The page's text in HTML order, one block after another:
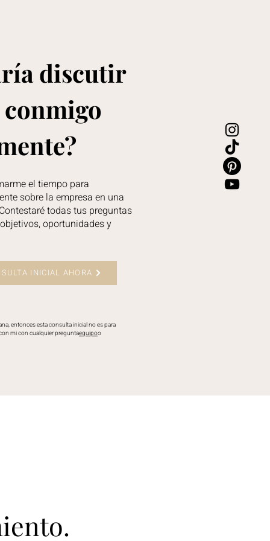
discutir
el tiempo para
sobre la empresa en una
todas tus preguntas
oportunidades y
INICIAL AHORA
entonces esta consulta inicial no es para
mi con cualquier preguntaequipoo